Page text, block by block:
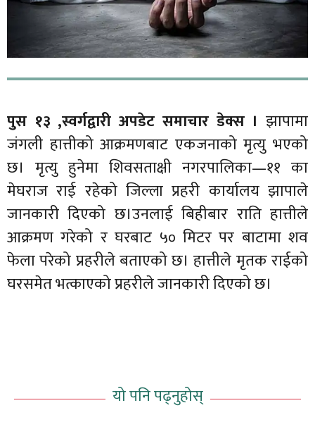
पुस १३ ,स्वर्गद्वारी अपडेट समाचार डेक्स । झापामा
जंगली हात्तीको आक्रमणबाट एकजनाको मृत्यु भएको
छ। मृत्यु हुनेमा शिवसताक्षी नगरपालिका—११ का
मेघराज राई रहेको जिल्ला प्रहरी कार्यालय झापाले
जानकारी दिएको छ।उनलाई बिहीबार राति हात्तीले
आक्रमण गरेको र घरबाट ५० मिटर पर बाटामा शव
फेला परेको प्रहरीले बताएको छ। हात्तीले मृतक राईको
घरसमेत भत्काएको प्रहरीले जानकारी दिएको छ।
यो पनि पढ्नुहोस्